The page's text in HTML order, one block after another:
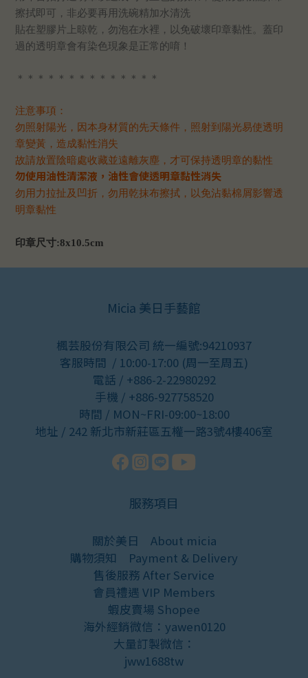
擦拭即可，非必要再用洗碗精加水清洗
貼在塑膠片上晾乾，勿泡在水裡，以免破壞印章黏性。蓋印
過的透明章會有染色現象是正常的唷！
＊＊＊＊＊＊＊＊＊＊＊＊＊＊
注意事項：
勿照射陽光，因本身材質的先天條件，照射到陽光易使透明
章變黃，造成黏性消失
故請放置陰暗處收藏並遠離灰塵，才可保持透明章的黏性
勿使用油性清潔液，油性會使透明章黏性消失
勿用力拉扯及凹折，勿用乾抹布擦拭，以免沾黏棉屑影響透
明章黏性
印章尺寸:8x10.5cm
Micia 美日手藝館
楓芸股份有限公司 統一編號:94210937
客服時間 / 10:00-17:00 (周一至周五)
電話 / +886-2-22980292
手機 / +886-927758520
時間 / MON~FRI-09:00~18:00
地址 / 242 新北市新莊區五權一路3號4樓406室
服務項目
關於美日 About micia
購物須知 Payment & Delivery
售後服務 After Service
會員禮遇 VIP Members
蝦皮賣場 Shopee
海外經銷微信：yawen0120
大量訂製微信：
jww1688tw